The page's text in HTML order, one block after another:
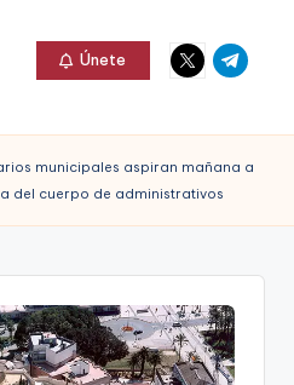
Únete
Elemento
del
Elemento
del
municipales aspiran mañana a
del cuerpo de administrativos